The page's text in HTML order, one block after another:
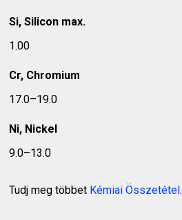
Si, Silicon max.
1.00
Cr, Chromium
17.0–19.0
Ni, Nickel
9.0–13.0
Tudj meg többet Kémiai Összetétel.